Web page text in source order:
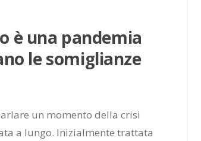
è una pan­de­mia
le so­mi­glian­ze
un mo­men­to del­la cri­si
a lun­go. Ini­zial­men­te trat­ta­ta